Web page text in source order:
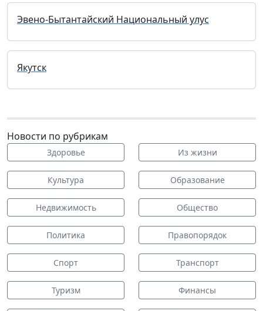
Эвено-Бытантайский Национальный улус
Якутск
Новости по рубрикам
Здоровье Из жизни
Культура Образование
Недвижимость Общество
Политика Правопорядок
Спорт Транспорт
Туризм Финансы